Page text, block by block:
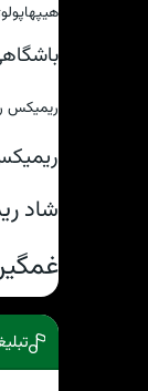
ریمیکس
شاد